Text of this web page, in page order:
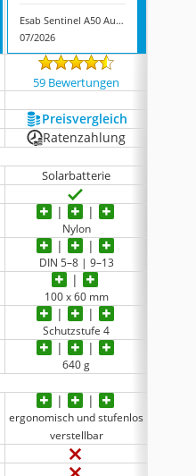
Esab Sentinel A50 Automatikschweißhelm
07/2026
59 Bewertungen
Preis­vergleich
Ratenzahlung
Solarbatterie
Nylon
DIN 5–8 | 9–13
100 x 60 mm
Schutzstufe 4
640 g
ergonomisch und stufenlos
verstellbar